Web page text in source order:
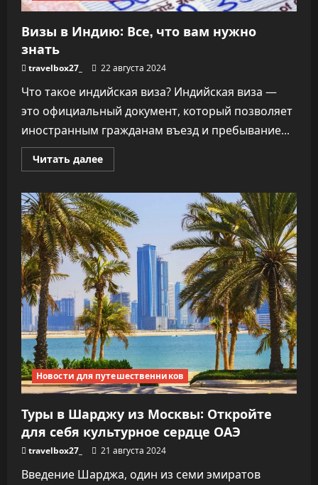
Визы в Индию: Все, что вам нужно
знать
travelbox27_ 22 августа 2024
Что такое индийская виза? Индийская виза —
это официальный документ, который позволяет
иностранным гражданам въезд и пребывание...
Читать далееПрочитать
больше
в
Индию:
Все,
что
вам
нужно
знать
Новости для путешественников
Туры в Шарджу из Москвы: Откройте
для себя культурное сердце ОАЭ
travelbox27_ 21 августа 2024
Введение Шарджа, один из семи эмиратов